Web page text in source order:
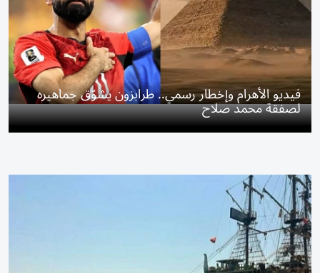
فيديو الأهرام وإخطار رسمي.. طرابزون يشوّق جماهيره
لصفقة محمد صلاح